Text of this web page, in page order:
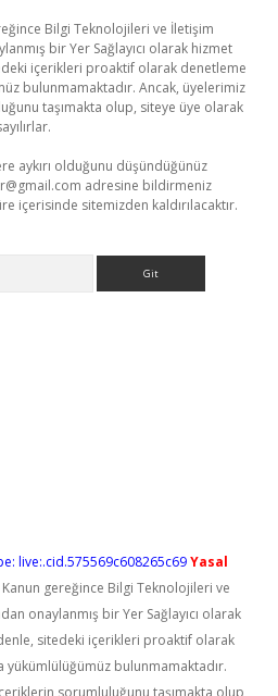
Bilgi Teknolojileri ve İletişim
bir Yer Sağlayıcı olarak hizmet
içerikleri proaktif olarak denetleme
bulunmamaktadır. Ancak, üyelerimiz
taşımakta olup, siteye üye olarak
aykırı olduğunu düşündüğünüz
adresine bildirmeniz
içerisinde sitemizden kaldırılacaktır.
live:.cid.575569c608265c69Yasal
Kanun gereğince Bilgi Teknolojileri ve
onaylanmış bir Yer Sağlayıcı olarak
sitedeki içerikleri proaktif olarak
yükümlülüğümüz bulunmamaktadır.
sorumluluğunu taşımakta olup,